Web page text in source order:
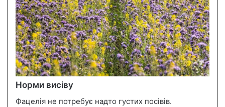
Норми висіву
Фацелія не потребує надто густих посівів.